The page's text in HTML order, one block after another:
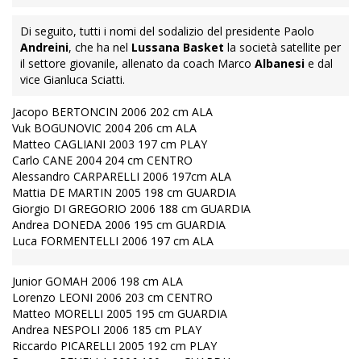
Di seguito, tutti i nomi del sodalizio del presidente Paolo
Andreini, che ha nel Lussana Basket la società satellite per
il settore giovanile, allenato da coach Marco Albanesi e dal
vice Gianluca Sciatti.
Jacopo BERTONCIN 2006 202 cm ALA
Vuk BOGUNOVIC 2004 206 cm ALA
Matteo CAGLIANI 2003 197 cm PLAY
Carlo CANE 2004 204 cm CENTRO
Alessandro CARPARELLI 2006 197cm ALA
Mattia DE MARTIN 2005 198 cm GUARDIA
Giorgio DI GREGORIO 2006 188 cm GUARDIA
Andrea DONEDA 2006 195 cm GUARDIA
Luca FORMENTELLI 2006 197 cm ALA
Junior GOMAH 2006 198 cm ALA
Lorenzo LEONI 2006 203 cm CENTRO
Matteo MORELLI 2005 195 cm GUARDIA
Andrea NESPOLI 2006 185 cm PLAY
Riccardo PICARELLI 2005 192 cm PLAY